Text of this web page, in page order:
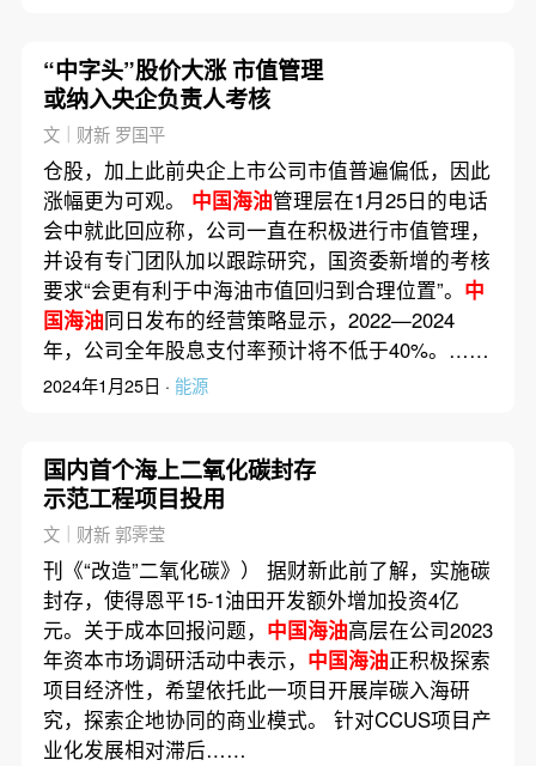
“中字头”股价大涨 市值管理
或纳入央企负责人考核
文｜财新 罗国平
仓股，加上此前央企上市公司市值普遍偏低，因此
涨幅更为可观。 中国海油管理层在1月25日的电话
会中就此回应称，公司一直在积极进行市值管理，
并设有专门团队加以跟踪研究，国资委新增的考核
要求“会更有利于中海油市值回归到合理位置”。 中
国海油同日发布的经营策略显示，2022—2024
年，公司全年股息支付率预计将不低于40%。……
2024年1月25日 · 能源
国内首个海上二氧化碳封存
示范工程项目投用
文｜财新 郭霁莹
刊《“改造”二氧化碳》） 据财新此前了解，实施碳
封存，使得恩平15-1油田开发额外增加投资4亿
元。关于成本回报问题， 中国海油高层在公司2023
年资本市场调研活动中表示， 中国海油正积极探索
项目经济性，希望依托此一项目开展岸碳入海研
究，探索企地协同的商业模式。 针对CCUS项目产
业化发展相对滞后……